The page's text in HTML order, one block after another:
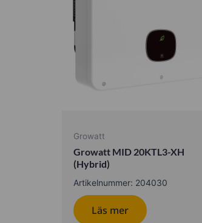
Growatt
Growatt MID 20KTL3-XH
(Hybrid)
Artikelnummer: 204030
Läs mer